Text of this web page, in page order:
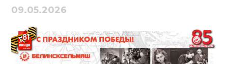
09.05.2026